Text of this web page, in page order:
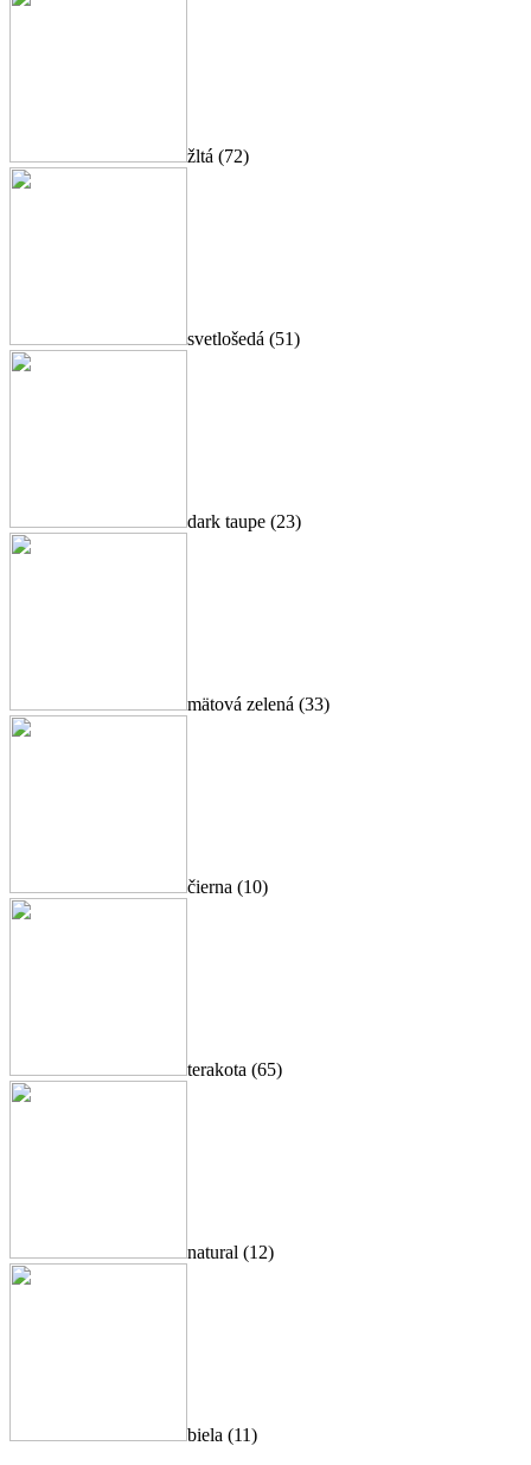
žltá (72)
svetlošedá (51)
dark taupe (23)
mätová zelená (33)
čierna (10)
terakota (65)
natural (12)
biela (11)